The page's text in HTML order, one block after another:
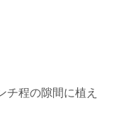
チ程の隙間に植え